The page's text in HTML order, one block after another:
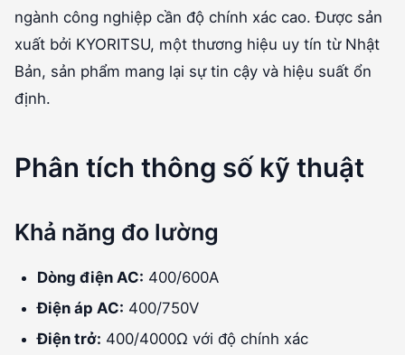
ngành công nghiệp cần độ chính xác cao. Được sản
xuất bởi KYORITSU, một thương hiệu uy tín từ Nhật
Bản, sản phẩm mang lại sự tin cậy và hiệu suất ổn
định.
Phân tích thông số kỹ thuật
Khả năng đo lường
Dòng điện AC: 400/600A
Điện áp AC: 400/750V
Điện trở: 400/4000Ω với độ chính xác